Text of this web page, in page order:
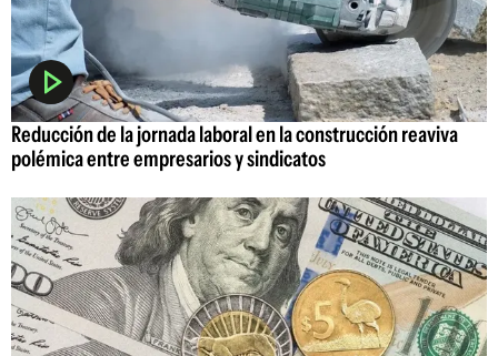
Reducción de la jornada laboral en la construcción reaviva
polémica entre empresarios y sindicatos